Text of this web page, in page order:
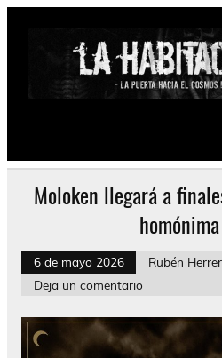
Saltar
Psychedelic, Stoner, Doom,
Moloken llegará a
6 de mayo 2026
Rubén
Deja un comentario